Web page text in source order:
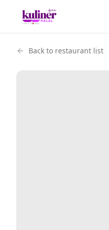
Back to restaurant list